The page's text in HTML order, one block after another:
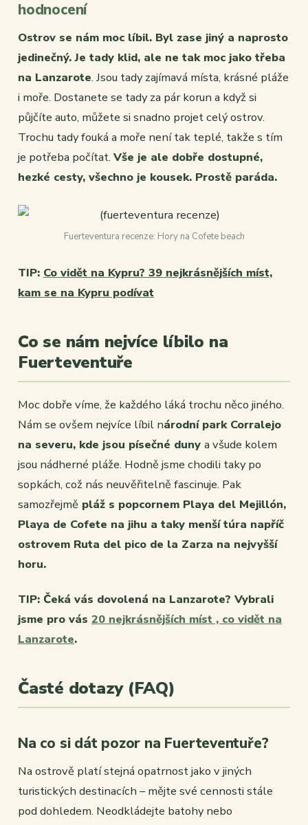
hodnocení
Ostrov se nám moc líbil. Byl zase jiný a naprosto
jedinečný. Je tady klid, ale ne tak moc jako třeba
na Lanzarote. Jsou tady zajímavá místa, krásné pláže
i moře. Dostanete se tady za pár korun a když si
půjčíte auto, můžete si snadno projet celý ostrov.
Trochu tady fouká a moře není tak teplé, takže s tím
je potřeba počítat. Vše je ale dobře dostupné,
hezké cesty, všechno je kousek. Prostě paráda.
Fuerteventura recenze: Hory na Cofete beach
TIP: Co vidět na Kypru? 39 nejkrásnějších míst,
kam se na Kypru podívat
Co se nám nejvíce líbilo na
Fuerteventuře
Moc dobře víme, že každého láká trochu něco jiného.
Nám se ovšem nejvíce líbil národní park Corralejo
na severu, kde jsou písečné duny a všude kolem
jsou nádherné pláže. Hodně jsme chodili taky po
sopkách, což nás neuvěřitelně fascinuje. Pak
samozřejmě pláž s popcornem Playa del Mejillón,
Playa de Cofete na jihu a taky menší túra napříč
ostrovem Ruta del pico de la Zarza na nejvyšší
horu.
TIP: Čeká vás dovolená na Lanzarote? Vybrali
jsme pro vás 20 nejkrásnějších míst , co vidět na
Lanzarote.
Časté dotazy (FAQ)
Na co si dát pozor na Fuerteventuře?
Na ostrově platí stejná opatrnost jako v jiných
turistických destinacích – mějte své cennosti stále
pod dohledem. Neodkládejte batohy nebo